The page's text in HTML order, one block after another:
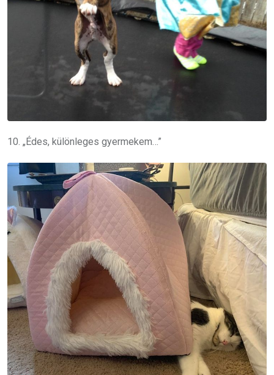
10. „Édes, különleges gyermekem…”